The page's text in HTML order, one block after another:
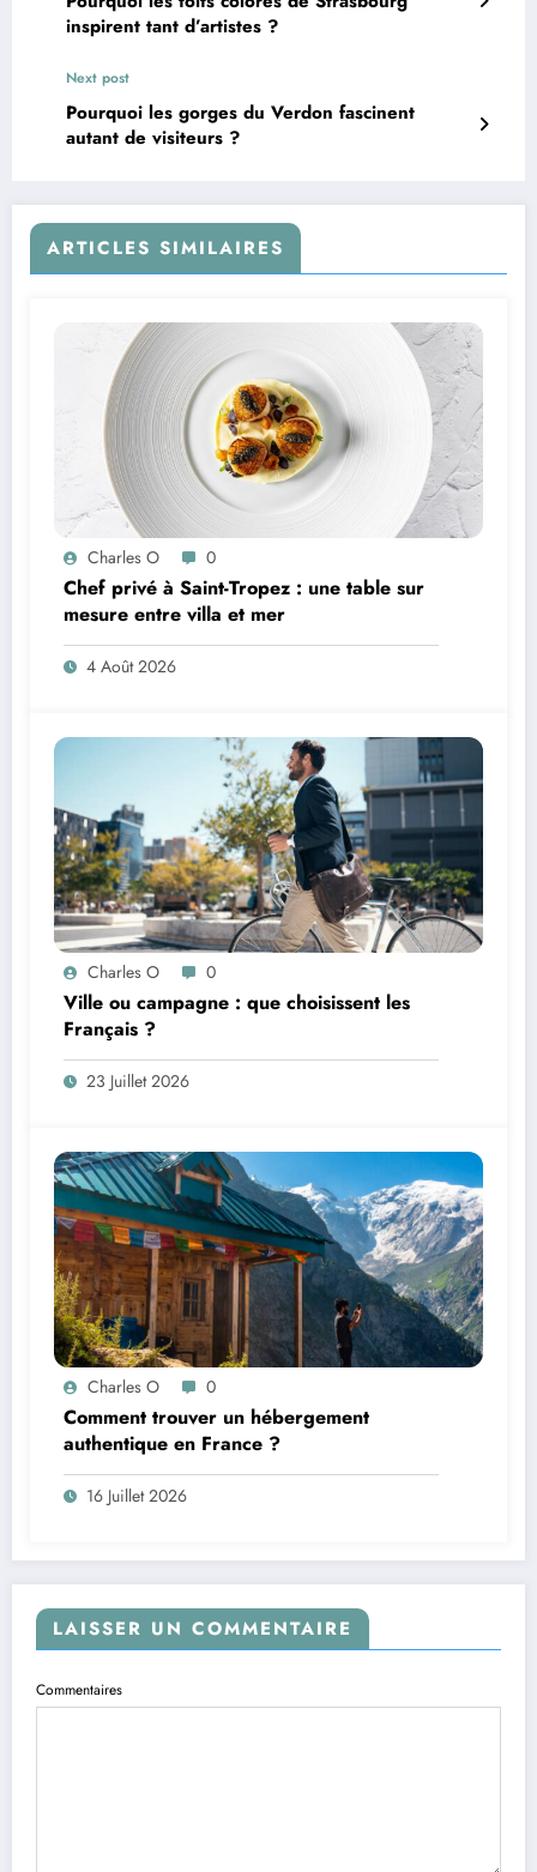
inspirent tant d’artistes ?
Next post
Pourquoi les gorges du Verdon fascinent
autant de visiteurs ?
ARTICLES SIMILAIRES
Charles O 0
Chef privé à Saint-Tropez : une table sur
mesure entre villa et mer
4 Août 2026
Charles O 0
Ville ou campagne : que choisissent les
Français ?
23 Juillet 2026
Charles O 0
Comment trouver un hébergement
authentique en France ?
16 Juillet 2026
LAISSER UN COMMENTAIRE
Commentaires